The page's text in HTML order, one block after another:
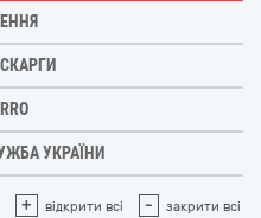
УКРАЇНИ
+ відкрити всі - закрити всі